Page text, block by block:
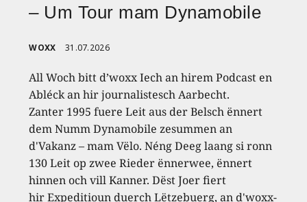
– Um Tour mam Dynamobile
WOXX 31.07.2026
All Woch bitt d’woxx Iech an hirem Podcast en
Abléck an hir journalistesch Aarbecht.
Zanter 1995 fuere Leit aus der Belsch ënnert
dem Numm Dynamobile zesummen an
d'Vakanz – mam Vëlo. Néng Deeg laang si ronn
130 Leit op zwee Rieder ënnerwee, ënnert
hinnen och vill Kanner. Dëst Joer fiert
hir Expeditioun duerch Lëtzebuerg, an d'woxx-